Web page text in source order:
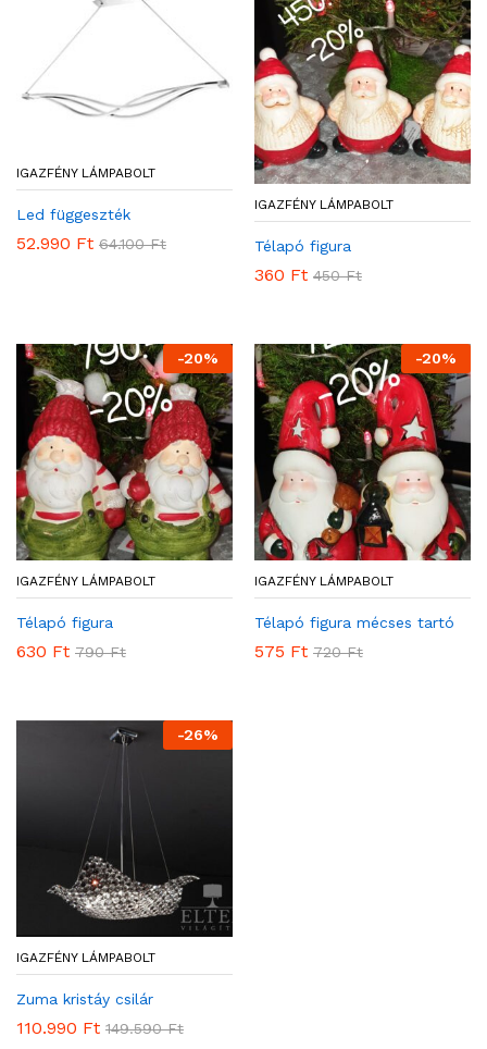
IGAZFÉNY LÁMPABOLT
Led függeszték
52.990 Ft 64.100Ft
IGAZFÉNY LÁMPABOLT
Télapó figura
360 Ft 450Ft
-20%
IGAZFÉNY LÁMPABOLT
Télapó figura
630 Ft 790Ft
-20%
IGAZFÉNY LÁMPABOLT
Télapó figura mécses tartó
575 Ft 720Ft
-26%
IGAZFÉNY LÁMPABOLT
Zuma kristáy csilár
110.990 Ft 149.590Ft